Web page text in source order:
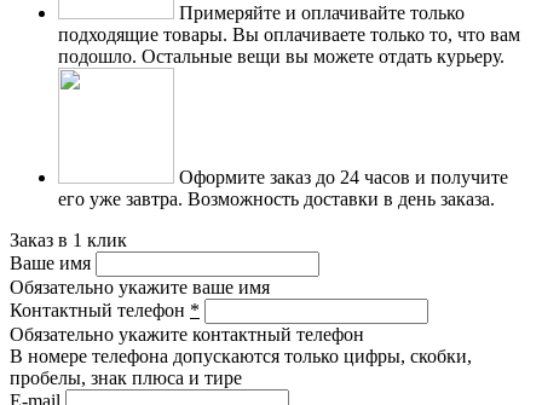
Примеряйте и оплачивайте только
подходящие товары. Вы оплачиваете только то, что вам
подошло. Остальные вещи вы можете отдать курьеру.
Оформите заказ до 24 часов и получите
его уже завтра. Возможность доставки в день заказа.
Заказ в 1 клик
Ваше имя
Обязательно укажите ваше имя
Контактный телефон *
Обязательно укажите контактный телефон
В номере телефона допускаются только цифры, скобки,
пробелы, знак плюса и тире
E-mail